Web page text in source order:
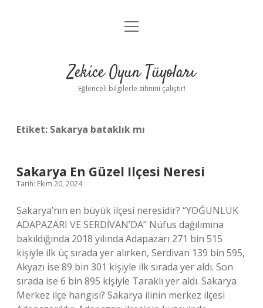
Anasayfa
Yasal Uyarı
menüyü
Zekice Oyun Tüyoları
Eğlenceli bilgilerle zihnini çalıştır!
Etiket: Sakarya bataklık mı
Sakarya En Güzel Ilçesi Neresi
Tarih: Ekim 20, 2024
Sakarya’nın en büyük ilçesi neresidir? “YOĞUNLUK
ADAPAZARI VE SERDİVAN’DA” Nüfus dağılımına
bakıldığında 2018 yılında Adapazarı 271 bin 515
kişiyle ilk üç sırada yer alırken, Serdivan 139 bin 595,
Akyazı ise 89 bin 301 kişiyle ilk sırada yer aldı. Son
sırada ise 6 bin 895 kişiyle Taraklı yer aldı. Sakarya
Merkez ilçe hangisi? Sakarya ilinin merkez ilçesi